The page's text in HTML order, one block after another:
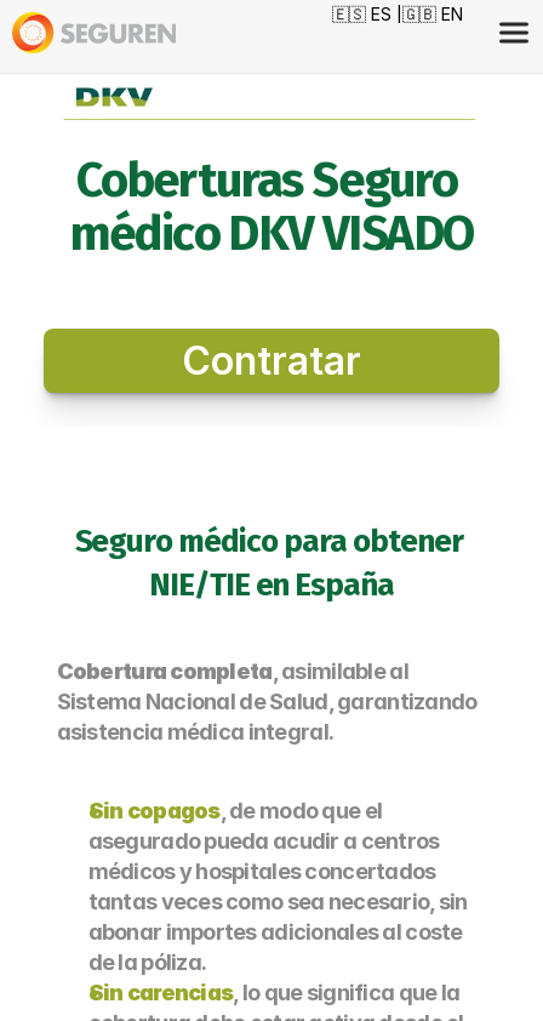
🇪🇸 ES | 🇬🇧 EN
Coberturas Seguro
médico DKV VISADO
Contratar
Seguro médico para obtener
NIE/TIE en España
Cobertura completa , asimilable al
Sistema Nacional de Salud, garantizando
asistencia médica integral.
Sin copagos, de modo que el
asegurado pueda acudir a centros
médicos y hospitales concertados
tantas veces como sea necesario, sin
abonar importes adicionales al coste
de la póliza.
Sin carencias, lo que significa que la